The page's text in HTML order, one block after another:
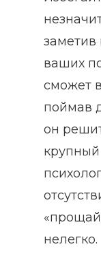
заметив
ваших
сможет
поймав
он
нелегко.